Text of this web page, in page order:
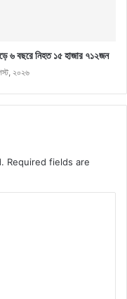
৬ বছরে নিহত ১৫ হাজার ৭১২জন
২০২৬
Required fields are